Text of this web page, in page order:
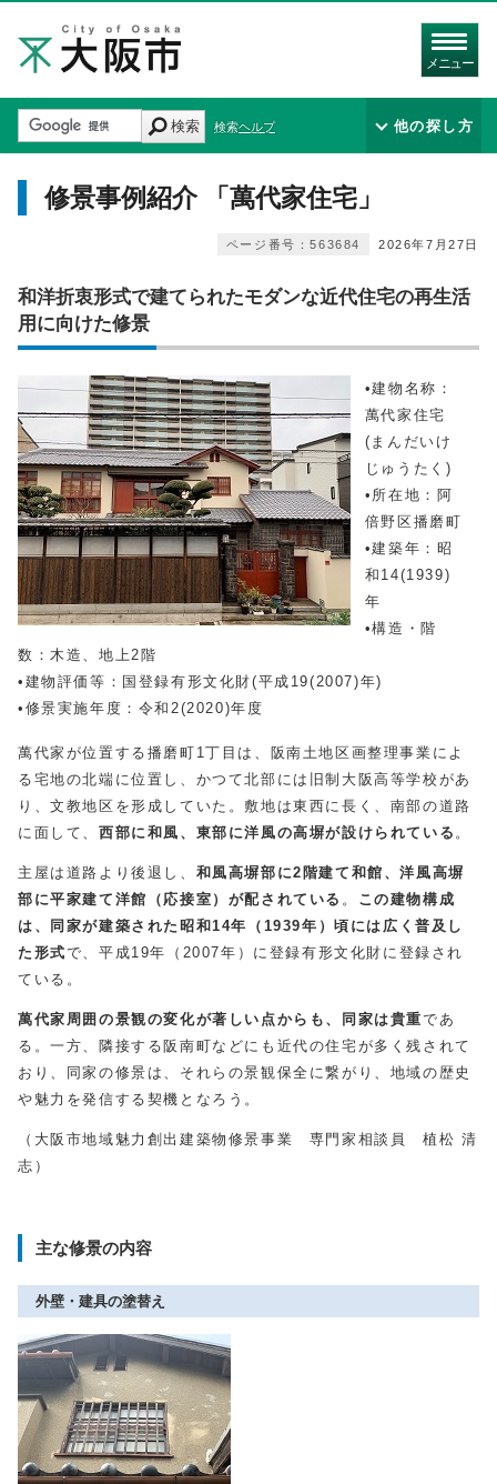
メニュー
検索 検索ヘルプ 他の探し方
修景事例紹介 「萬代家住宅」
2026年7月27日
ページ番号：563684
和洋折衷形式で建てられたモダンな近代住宅の再生活
用に向けた修景
•建物名称：
萬代家住宅
(まんだいけ
じゅうたく)
•所在地：阿
倍野区播磨町
•建築年：昭
和14(1939)
年
•構造・階
数：木造、地上2階
•建物評価等：国登録有形文化財(平成19(2007)年)
•修景実施年度：令和2(2020)年度
萬代家が位置する播磨町1丁目は、阪南土地区画整理事業によ
る宅地の北端に位置し、かつて北部には旧制大阪高等学校があ
り、文教地区を形成していた。敷地は東西に長く、南部の道路
に面して、 西部に和風、東部に洋風の高塀が設けられている 。
主屋は道路より後退し、 和風高塀部に2階建て和館、洋風高塀
部に平家建て洋館（応接室）が配されている 。 この建物構成
は、同家が建築された昭和14年（1939年）頃には広く普及し
た形式で、平成19年（2007年）に登録有形文化財に登録され
ている。
萬代家周囲の景観の変化が著しい点からも、同家は貴重であ
る。一方、隣接する阪南町などにも近代の住宅が多く残されて
おり、同家の修景は、それらの景観保全に繋がり、地域の歴史
や魅力を発信する契機となろう。
（大阪市地域魅力創出建築物修景事業 専門家相談員 植松 清
志）
主な修景の内容
外壁・建具の塗替え